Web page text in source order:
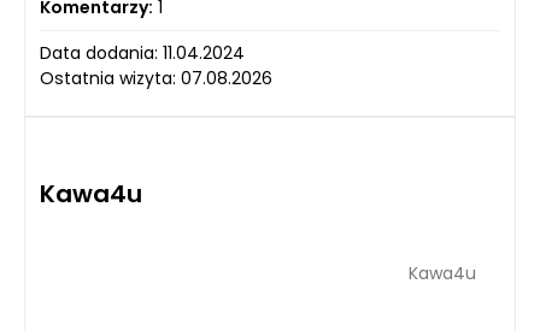
Komentarzy: 1
Data dodania: 11.04.2024
Ostatnia wizyta: 07.08.2026
Kawa4u
Kawa4u